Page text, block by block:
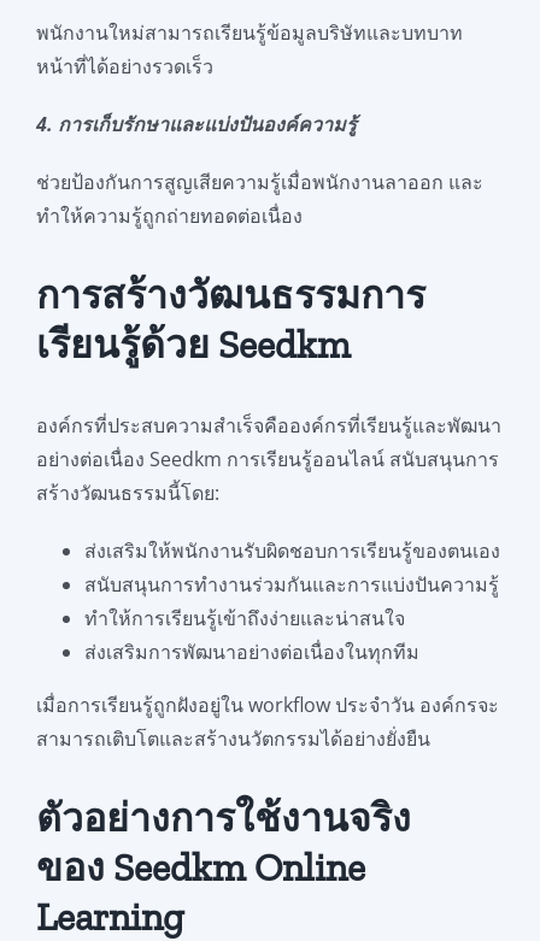
พนักงานใหม่สามารถเรียนรู้ข้อมูลบริษัทและบทบาท
หน้าที่ได้อย่างรวดเร็ว
4. การเก็บรักษาและแบ่งปันองค์ความรู้
ช่วยป้องกันการสูญเสียความรู้เมื่อพนักงานลาออก และ
ทำให้ความรู้ถูกถ่ายทอดต่อเนื่อง
การสร้างวัฒนธรรมการ
เรียนรู้ด้วย Seedkm
องค์กรที่ประสบความสำเร็จคือองค์กรที่เรียนรู้และพัฒนา
อย่างต่อเนื่อง Seedkm การเรียนรู้ออนไลน์ สนับสนุนการ
สร้างวัฒนธรรมนี้โดย:
ส่งเสริมให้พนักงานรับผิดชอบการเรียนรู้ของตนเอง
สนับสนุนการทำงานร่วมกันและการแบ่งปันความรู้
ทำให้การเรียนรู้เข้าถึงง่ายและน่าสนใจ
ส่งเสริมการพัฒนาอย่างต่อเนื่องในทุกทีม
เมื่อการเรียนรู้ถูกฝังอยู่ใน workflow ประจำวัน องค์กรจะ
สามารถเติบโตและสร้างนวัตกรรมได้อย่างยั่งยืน
ตัวอย่างการใช้งานจริง
ของ Seedkm Online
Learning